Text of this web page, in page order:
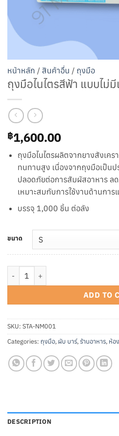
หน้าหลัก / สินค้าอื่น / ถุงมือ
ถุงมือไนไตรสีฟ้า แบบไม่
฿1,600.00
ถุงมือไนไตรผลิตจากยางสังเค
ทนทานสูง เนื่องจากถุงมือเป็นป
ปลอดภัยต่อการสัมผัสอาหาร ล
เหมาะสมกับการใช้งานด้านการ
บรรจุ 1,000 ชิ้น ต่อลัง
ขนาด
ถุงมือไนไตรสีฟ้า แบบไม่มีแป้ง quantity
ADD TO
SKU: STA-NM001
Categories: ถุงมือ, ผับ บาร์,ร้านอาหาร, ห้อ
DESCRIPTION